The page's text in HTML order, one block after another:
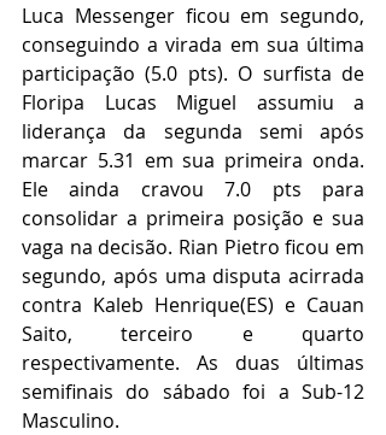
Luca Messenger ficou em segundo,
conseguindo a virada em sua última
participação (5.0 pts). O surfista de
Floripa Lucas Miguel assumiu a
liderança da segunda semi após
marcar 5.31 em sua primeira onda.
Ele ainda cravou 7.0 pts para
consolidar a primeira posição e sua
vaga na decisão. Rian Pietro ficou em
segundo, após uma disputa acirrada
contra Kaleb Henrique(ES) e Cauan
Saito, terceiro e quarto
respectivamente. As duas últimas
semifinais do sábado foi a Sub-12
Masculino.